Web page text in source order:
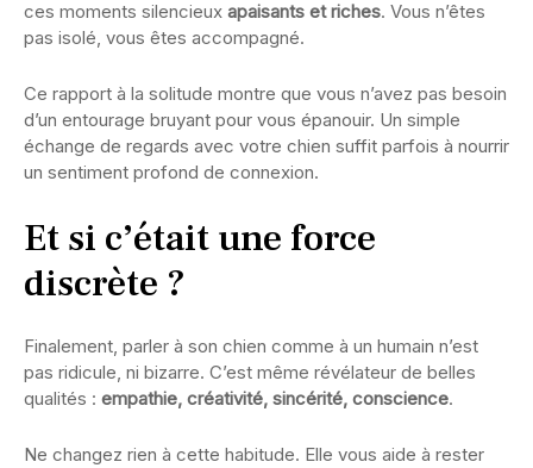
ces moments silencieux apaisants et riches. Vous n’êtes
pas isolé, vous êtes accompagné.
Ce rapport à la solitude montre que vous n’avez pas besoin
d’un entourage bruyant pour vous épanouir. Un simple
échange de regards avec votre chien suffit parfois à nourrir
un sentiment profond de connexion.
Et si c’était une force
discrète ?
Finalement, parler à son chien comme à un humain n’est
pas ridicule, ni bizarre. C’est même révélateur de belles
qualités : empathie, créativité, sincérité, conscience.
Ne changez rien à cette habitude. Elle vous aide à rester